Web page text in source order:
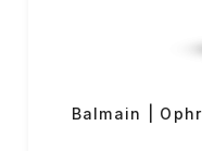
Balmain |